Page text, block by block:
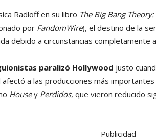
Radloff en su libro The Big Bang
por FandomWire), el destino de la
debido a circunstancias completamente
paralizó Hollywood justo
a las producciones más
Housey Perdidos, que vieron reducido
Publicidad